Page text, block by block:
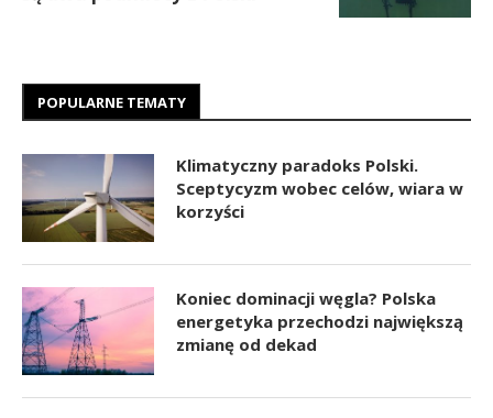
POPULARNE TEMATY
Klimatyczny paradoks Polski.
Sceptycyzm wobec celów, wiara w
korzyści
Koniec dominacji węgla? Polska
energetyka przechodzi największą
zmianę od dekad